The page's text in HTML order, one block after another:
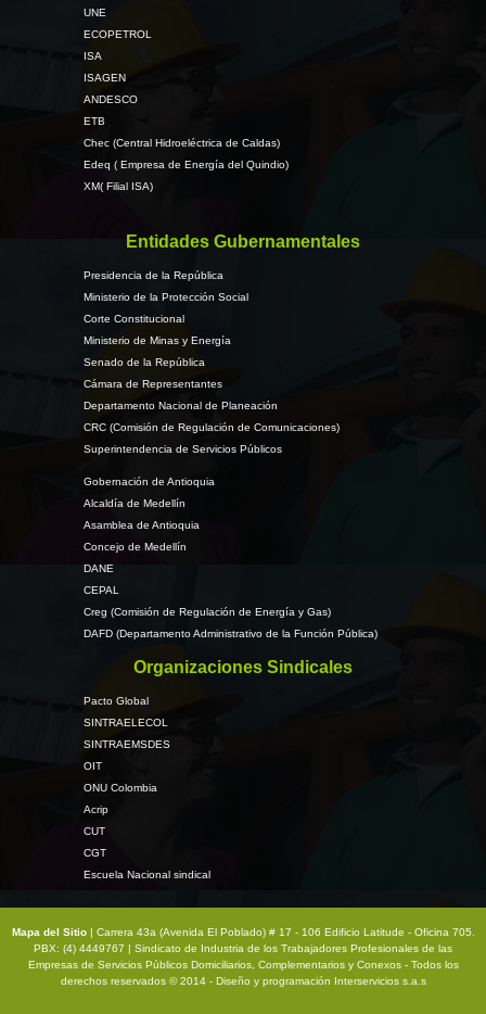
UNE
ECOPETROL
ISA
ISAGEN
ANDESCO
ETB
Chec (Central Hidroeléctrica de Caldas)
Edeq ( Empresa de Energía del Quindio)
XM( Filial ISA)
Entidades Gubernamentales
Presidencia de la República
Ministerio de la Protección Social
Corte Constitucional
Ministerio de Minas y Energía
Senado de la República
Cámara de Representantes
Departamento Nacional de Planeación
CRC (Comisión de Regulación de Comunicaciones)
Superintendencia de Servicios Públicos
Gobernación de Antioquia
Alcaldía de Medellín
Asamblea de Antioquia
Concejo de Medellín
DANE
CEPAL
Creg (Comisión de Regulación de Energía y Gas)
DAFD (Departamento Administrativo de la Función Pública)
Organizaciones Sindicales
Pacto Global
SINTRAELECOL
SINTRAEMSDES
OIT
ONU Colombia
Acrip
CUT
CGT
Escuela Nacional sindical
Mapa del Sitio | Carrera 43a (Avenida El Poblado) # 17 - 106 Edificio Latitude - Oficina 705.
PBX: (4) 4449767 | Sindicato de Industria de los Trabajadores Profesionales de las
Empresas de Servicios Públicos Domiciliarios, Complementarios y Conexos - Todos los
derechos reservados © 2014 - Diseño y programación Interservicios s.a.s